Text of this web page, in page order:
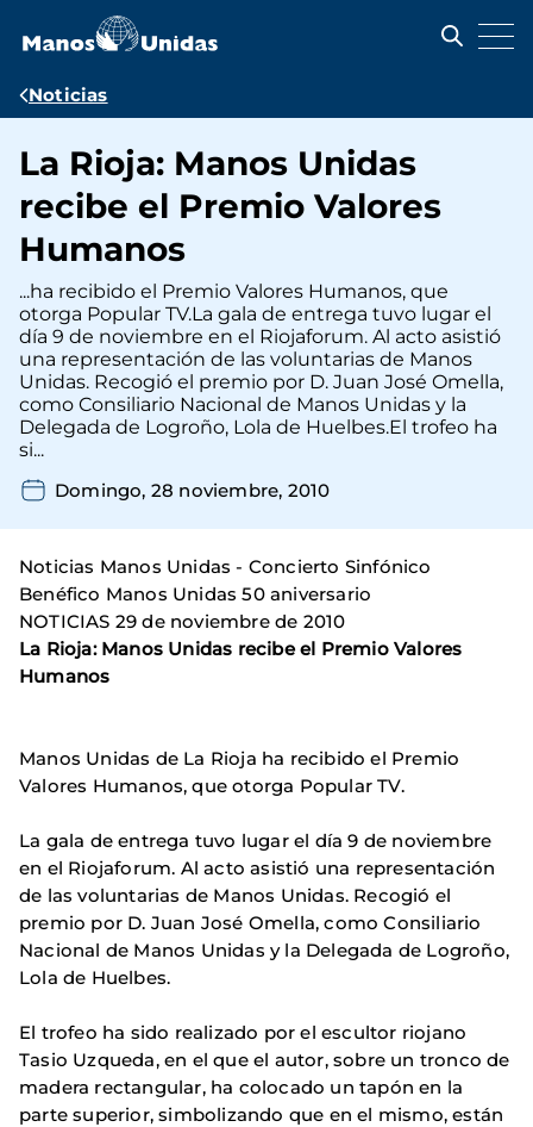
contenido
Ruta
navegación
Noticias
La Rioja: Manos Unidas
recibe el Premio Valores
Humanos
...ha recibido el Premio Valores Humanos, que
otorga Popular TV.La gala de entrega tuvo lugar el
día 9 de noviembre en el Riojaforum. Al acto asistió
una representación de las voluntarias de Manos
Unidas. Recogió el premio por D. Juan José Omella,
como Consiliario Nacional de Manos Unidas y la
Delegada de Logroño, Lola de Huelbes.El trofeo ha
si...
Domingo, 28 noviembre, 2010
Noticias Manos Unidas - Concierto Sinfónico
Benéfico Manos Unidas 50 aniversario
NOTICIAS 29 de noviembre de 2010
La Rioja: Manos Unidas recibe el Premio Valores
Humanos
Manos Unidas de La Rioja ha recibido el Premio
Valores Humanos, que otorga Popular TV.
La gala de entrega tuvo lugar el día 9 de noviembre
en el Riojaforum. Al acto asistió una representación
de las voluntarias de Manos Unidas. Recogió el
premio por D. Juan José Omella, como Consiliario
Nacional de Manos Unidas y la Delegada de Logroño,
Lola de Huelbes.
El trofeo ha sido realizado por el escultor riojano
Tasio Uzqueda, en el que el autor, sobre un tronco de
madera rectangular, ha colocado un tapón en la
parte superior, simbolizando que en el mismo, están